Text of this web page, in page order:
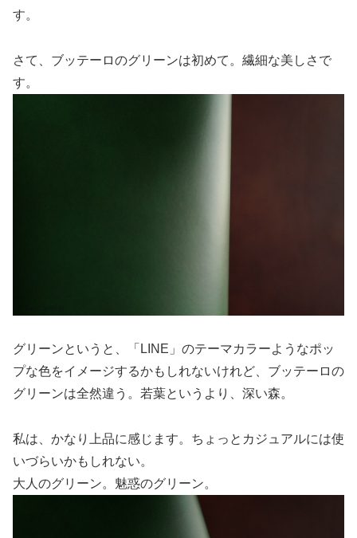
す。
さて、ブッテーロのグリーンは初めて。繊細な美しさで
す。
グリーンというと、「LINE」のテーマカラーようなポッ
プな色をイメージするかもしれないけれど、ブッテーロの
グリーンは全然違う。若葉というより、深い森。
私は、かなり上品に感じます。ちょっとカジュアルには使
いづらいかもしれない。
大人のグリーン。魅惑のグリーン。